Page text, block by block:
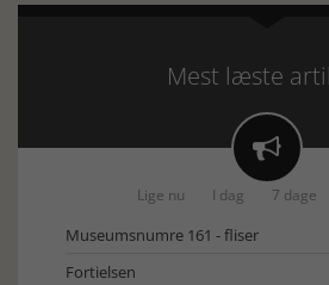
Mest læste

Lige nu I dag 7 dage
Museumsnumre 161 - fliser
Fortielsen